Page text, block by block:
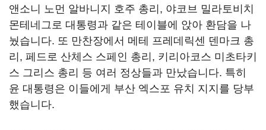
앤소니 노먼 알바니지 호주 총리, 야코브 밀라토비치
몬테네그로 대통령과 같은 테이블에 앉아 환담을 나
눴습니다. 또 만찬장에서 메테 프레데릭센 덴마크 총
리, 페드로 산체스 스페인 총리, 키리아코스 미초타키
스 그리스 총리 등 여러 정상들과 만났습니다. 특히
윤 대통령은 이들에게 부산 엑스포 유치 지지를 당부
했습니다.